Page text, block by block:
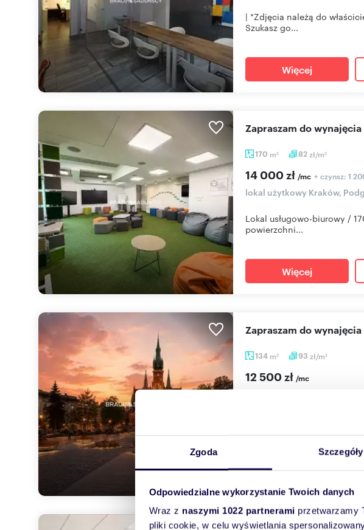
Zgoda Szczegóły
Odpowiedzialne wykorzystanie Twoich danych
Wraz z naszymi 1022 partnerami przetwarzamy
pliki cookie, w celu wyświetlania
| *Zdjęcia należą do
Szukasz go...
Więcej
170 m2 82zł/m2
Zapraszam do
14 000 zł /mc + czynsz: 1
lokal użytkowy Kraków,
Lokal usługowo-biurowy /
powierzchni...
Więcej
134 m2 93 zł/m2
Zapraszam do
12 500 zł /mc
Do wynajęcia wyjątkowy